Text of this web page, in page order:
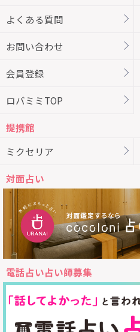
よくある質問
お問い合わせ
会員登録
ロバミミTOP
提携館
ミクセリア
対面占い
電話占い占い師募集